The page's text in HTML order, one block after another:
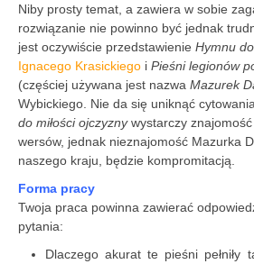
Niby prosty temat, a zawiera w sobie
rozwiązanie nie powinno być jednak
jest oczywiście przedstawienie Hymnu
Ignacego Krasickiego i Pieśni legionów
(częściej używana jest nazwa Mazurek
Wybickiego. Nie da się uniknąć
do miłości ojczyznywystarczy
wersów, jednak nieznajomość Mazurka
naszego kraju, będzie kompromitacją.
Forma pracy
Twoja praca powinna zawierać
pytania:
Dlaczego akurat te pieśni pełniły